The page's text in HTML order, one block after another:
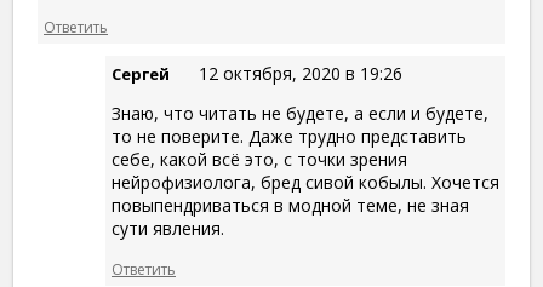
Ответить
Сергей
12 октября, 2020 в 19:26
Знаю, что читать не будете, а если и будете,
то не поверите. Даже трудно представить
себе, какой всё это, с точки зрения
нейрофизиолога, бред сивой кобылы. Хочется
повыпендриваться в модной теме, не зная
сути явления.
Ответить